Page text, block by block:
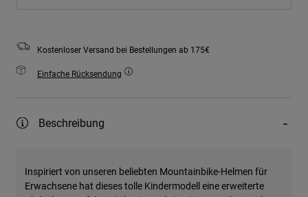
Kostenloser Versand bei Bestellungen ab 175€
Einfache Rücksendung
Beschreibung
Inspiriert von unseren beliebten Mountainbike-Helmen für
Erwachsene hat dieses tolle Kindermodell eine erweiterte